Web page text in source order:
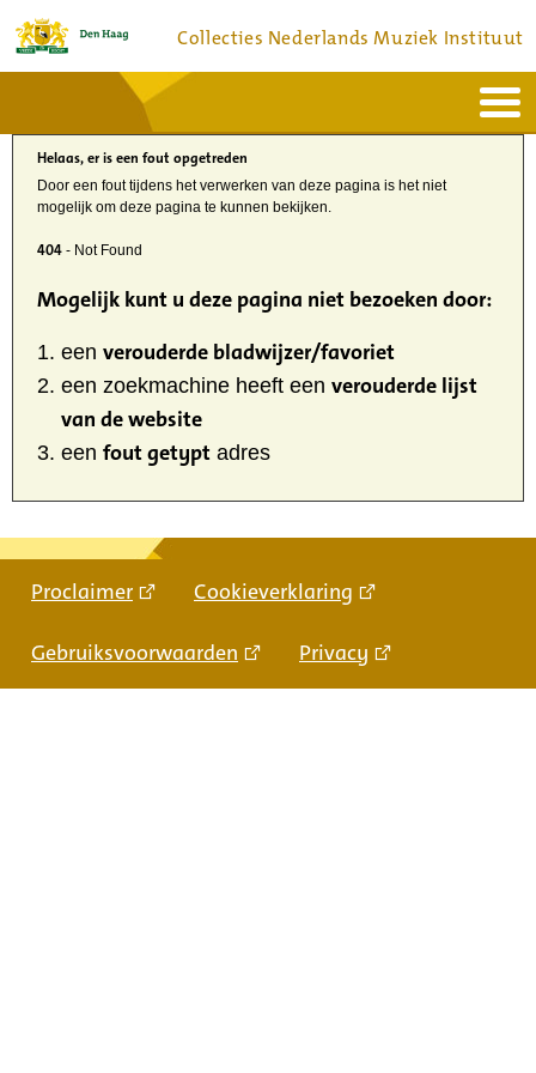
Collecties Nederlands Muziek Instituut
Home
Actueel
Bronnen en collecties
Dienstverlening
Bezoek
Over
Helaas, er is een fout opgetreden
Door een fout tijdens het verwerken van deze pagina is het niet
mogelijk om deze pagina te kunnen bekijken.
404 - Not Found
Mogelijk kunt u deze pagina niet bezoeken door:
een verouderde bladwijzer/favoriet
een zoekmachine heeft een verouderde lijst
van de website
een fout getypt adres
Proclaimer Cookieverklaring
Gebruiksvoorwaarden Privacy